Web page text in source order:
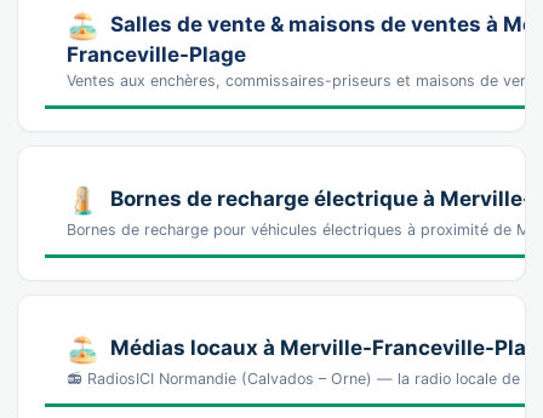
Salles de vente & maisons de ventes à
Franceville-Plage
Ventes aux enchères, commissaires-priseurs et maisons de
Bornes de recharge électrique à Merville-
Bornes de recharge pour véhicules électriques à proximité de
Médias locaux à Merville-Franceville-
📻 RadiosICI Normandie (Calvados – Orne) — la radio locale de